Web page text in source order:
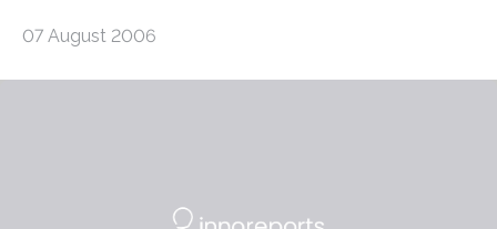
07 August 2006